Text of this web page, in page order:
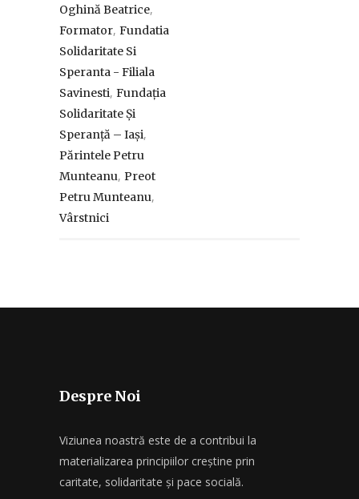
Oghină Beatrice,
Formator, Fundatia
Solidaritate Si
Speranta - Filiala
Savinesti, Fundația
Solidaritate Și
Speranță – Iași,
Părintele Petru
Munteanu, Preot
Petru Munteanu,
Vârstnici
Despre Noi
Viziunea noastră este de a contribui la
materializarea principiilor creștine prin
caritate, solidaritate și pace socială.